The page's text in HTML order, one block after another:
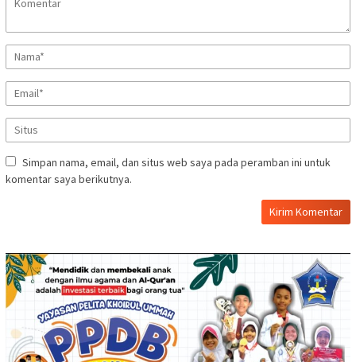
Simpan nama, email, dan situs web saya pada peramban ini untuk
komentar saya berikutnya.